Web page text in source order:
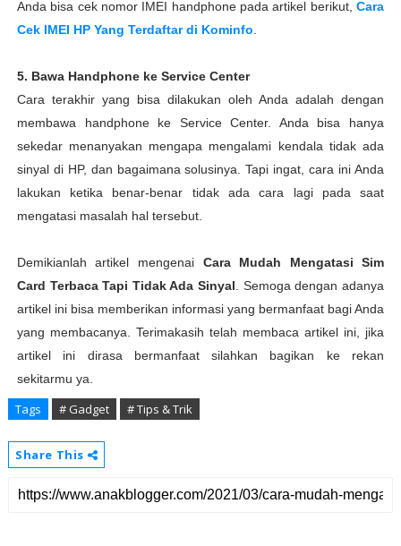
Anda bisa cek nomor IMEI handphone pada artikel berikut,Cara
Cek IMEI HP Yang Terdaftar di Kominfo
5. Bawa Handphone ke Service Center
Cara terakhir yang bisa dilakukan oleh Anda adalah dengan
membawa handphone ke Service Center. Anda bisa hanya
sekedar menanyakan mengapa mengalami kendala tidak ada
sinyal di HP, dan bagaimana solusinya. Tapi ingat, cara ini Anda
lakukan ketika benar-benar tidak ada cara lagi pada saat
mengatasi masalah hal tersebut.
Demikianlah artikel mengenai Cara Mudah Mengatasi Sim
Card Terbaca Tapi Tidak Ada Sinyal . Semoga dengan adanya
artikel ini bisa memberikan informasi yang bermanfaat bagi Anda
yang membacanya. Terimakasih telah membaca artikel ini, jika
artikel ini dirasa bermanfaat silahkan bagikan ke rekan
sekitarmu ya.
Tags # Gadget # Tips & Trik
Share This